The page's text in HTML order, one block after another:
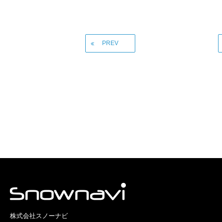
PREV
株式会社スノーナビ